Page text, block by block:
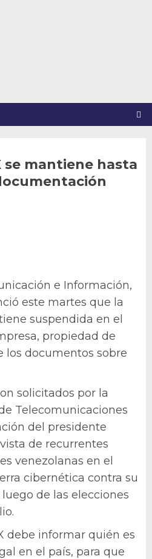
se mantiene hasta
e Información,
este martes que la
suspendida en el
propiedad de
los documentos sobre
solicitados por la
Telecomunicaciones
del presidente
de recurrentes
venezolanas en el
cibernética contra su
de las elecciones
debe informar quién es
en el país, para que